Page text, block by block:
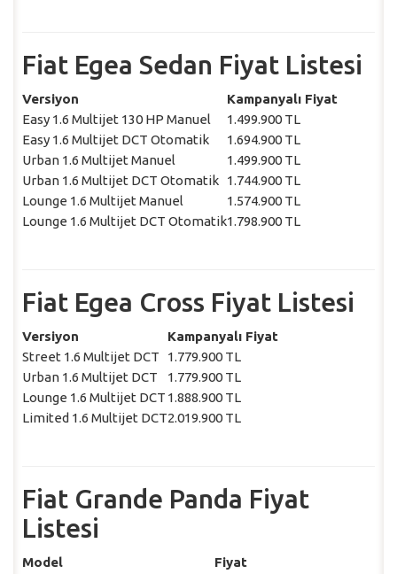
Fiat Egea Sedan Fiyat Listesi
Versiyon
Kampanyalı Fiyat
Easy 1.6 Multijet 130 HP Manuel
1.499.900 TL
Easy 1.6 Multijet DCT Otomatik
1.694.900 TL
Urban 1.6 Multijet Manuel
1.499.900 TL
Urban 1.6 Multijet DCT Otomatik 1.744.900 TL
Lounge 1.6 Multijet Manuel
1.574.900 TL
Lounge 1.6 Multijet DCT Otomatik1.798.900 TL
Fiat Egea Cross Fiyat Listesi
Versiyon
Kampanyalı Fiyat
Street 1.6 Multijet DCT
1.779.900 TL
Urban 1.6 Multijet DCT
1.779.900 TL
Lounge 1.6 Multijet DCT 1.888.900 TL
Limited 1.6 Multijet DCT2.019.900 TL
Fiat Grande Panda Fiyat
Listesi
Model
Fiyat